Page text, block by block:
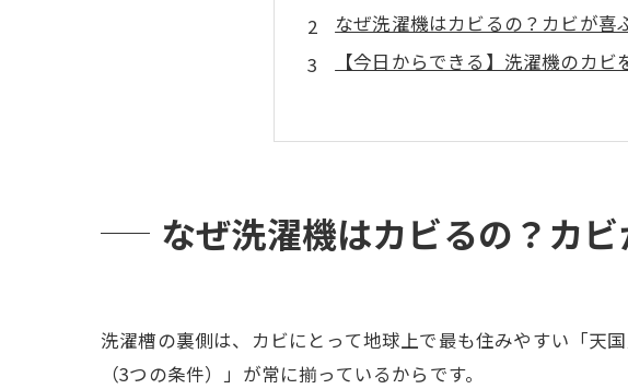
なぜ洗濯機はカビるの？カビが喜
【今日からできる】洗濯機のカビ
命綱は「フタの開放」！絶対
洗濯機を「脱衣カゴ」代わり
糸くずフィルター・洗剤投
終わったら「即・取り出す
月1回のルーティン！「酸素系」
【重要】洗濯機はキレイになった
なぜ洗濯機はカビるの？カ
洗濯槽の裏側は、カビにとって地球上で最も住みやすい「天
（3つの条件）」が常に揃っているからです。